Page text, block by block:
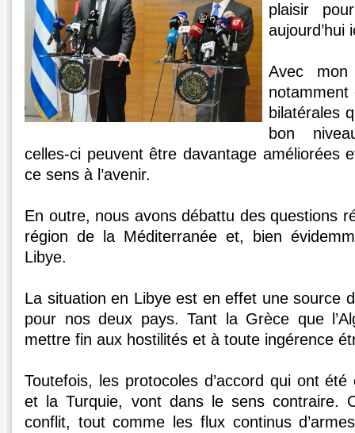
plaisir
aujourd’hui
Avec mon
notamment
bilatérales
bon
celles-ci peuvent être davantage améliorées
ce sens à l’avenir.
En outre, nous avons débattu des questions
région de la Méditerranée et, bien
Libye.
La situation en Libye est en effet une source
pour nos deux pays. Tant la Grèce que
mettre fin aux hostilités et à toute ingérence
Toutefois, les protocoles d’accord qui ont
et la Turquie, vont dans le sens contraire.
conflit, tout comme les flux continus